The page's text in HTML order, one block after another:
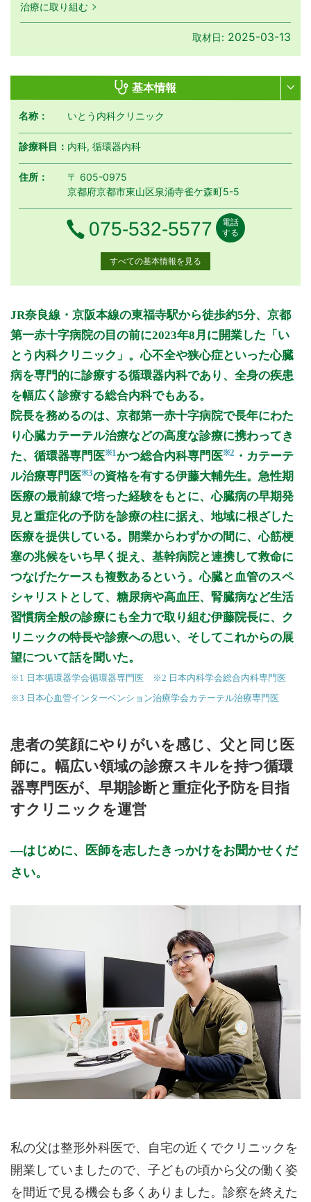
治療に取り組む
取材日: 2025-03-13
基本情報
名称： いとう内科クリニック
診療科目： 内科, 循環器内科
住所：
〒 605-0975
京都府京都市東山区泉涌寺雀ケ森町5-5
電話番号
075-532-5577
電話
する
すべての基本情報を見る
診療時間 月 月曜日
火火曜日
水水曜日
木 木曜日
金金曜日
土 土曜日 日曜日
祝
9:00～12:00
●
9:00～13:00
● ●
●
17:00～19:00
● ● ● ●
休診日: 木、日、祝、年末年始（12/28～1/4）
備考:
（月・火・水・金）午前診療 受付終了 12:30
（月・火・水・金）午後診療 受付終了 18:30
（土）午前診療 受付終了 11:30
（土）オンライン診療 12:30～13:30 ※オンライン診療は完
全予約制・再診のみ。医師がオンライン診療での対応が可能と
判断した方
当日窓口受付も行なっておりますが、予約優先制です。
受診前に予約をしていただければ幸いです。
※診療時間や臨時休診・診療内容等について、事前に必ず医療
機関ホームページ、またはお電話にてご確認ください。
>>病院なびで医療機関の詳細を見る
公式HPはこちら
JR奈良線・京阪本線の東福寺駅から徒歩約5分、京都
第一赤十字病院の目の前に2023年8月に開業した「い
とう内科クリニック」。心不全や狭心症といった心臓
病を専門的に診療する循環器内科であり、全身の疾患
を幅広く診療する総合内科でもある。
院長を務めるのは、京都第一赤十字病院で長年にわた
り心臓カテーテル治療などの高度な診療に携わってき
た、循環器専門医※1かつ総合内科専門医※2 ・カテーテ
ル治療専門医※3の資格を有する伊藤大輔先生。急性期
医療の最前線で培った経験をもとに、心臓病の早期発
見と重症化の予防を診療の柱に据え、地域に根ざした
医療を提供している。開業からわずかの間に、心筋梗
塞の兆候をいち早く捉え、基幹病院と連携して救命に
つなげたケースも複数あるという。心臓と血管のスペ
シャリストとして、糖尿病や高血圧、腎臓病など生活
習慣病全般の診療にも全力で取り組む伊藤院長に、ク
リニックの特長や診療への思い、そしてこれからの展
望について話を聞いた。
※1 日本循環器学会循環器専門医 ※2 日本内科学会総合内科専門医
※3 日本心血管インターベンション治療学会カテーテル治療専門医
患者の笑顔にやりがいを感じ、父と同じ医
師に。幅広い領域の診療スキルを持つ循環
器専門医が、早期診断と重症化予防を目指
すクリニックを運営
はじめに、医師を志したきっかけをお聞かせくだ
さい。
私の父は整形外科医で、自宅の近くでクリニックを
開業していましたので、子どもの頃から父の働く姿
を間近で見る機会も多くありました。診察を終えた